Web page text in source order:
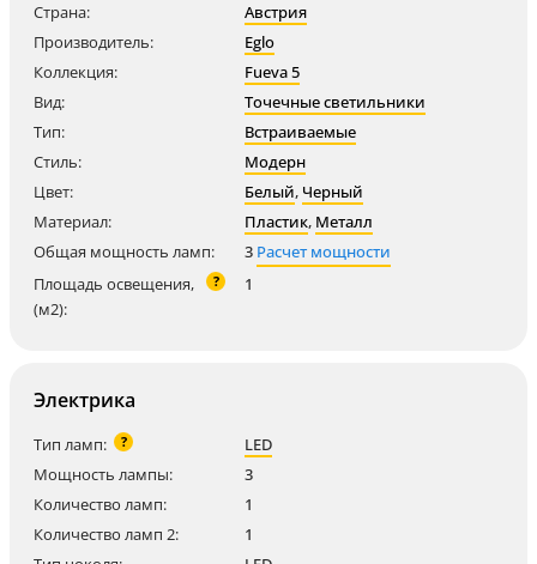
Страна:
Австрия
Производитель:
Eglo
Коллекция:
Fueva 5
Вид:
Точечные светильники
Тип:
Встраиваемые
Стиль:
Модерн
Цвет:
Белый, Черный
Материал:
Пластик, Металл
Общая мощность ламп:
3 Расчет мощности
Площадь освещения,
(м2):
? 1
Электрика
Тип ламп: ?
LED
Мощность лампы:
3
Количество ламп:
1
Количество ламп 2:
1